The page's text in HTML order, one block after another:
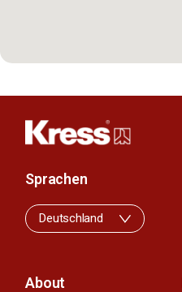
About
Sprachen
Deutschland